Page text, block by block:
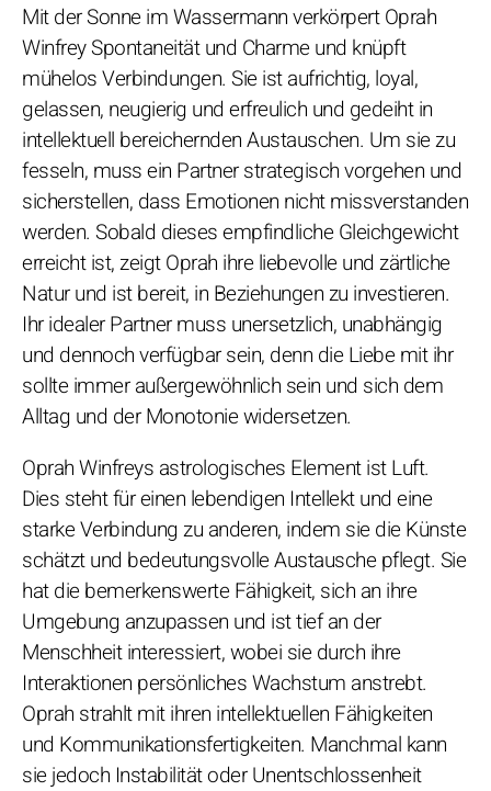
Mit der Sonne im Wassermann verkörpert Oprah
Winfrey Spontaneität und Charme und knüpft
mühelos Verbindungen. Sie ist aufrichtig, loyal,
gelassen, neugierig und erfreulich und gedeiht in
intellektuell bereichernden Austauschen. Um sie zu
fesseln, muss ein Partner strategisch vorgehen und
sicherstellen, dass Emotionen nicht missverstanden
werden. Sobald dieses empfindliche Gleichgewicht
erreicht ist, zeigt Oprah ihre liebevolle und zärtliche
Natur und ist bereit, in Beziehungen zu investieren.
Ihr idealer Partner muss unersetzlich, unabhängig
und dennoch verfügbar sein, denn die Liebe mit ihr
sollte immer außergewöhnlich sein und sich dem
Alltag und der Monotonie widersetzen.
Oprah Winfreys astrologisches Element ist Luft.
Dies steht für einen lebendigen Intellekt und eine
starke Verbindung zu anderen, indem sie die Künste
schätzt und bedeutungsvolle Austausche pflegt. Sie
hat die bemerkenswerte Fähigkeit, sich an ihre
Umgebung anzupassen und ist tief an der
Menschheit interessiert, wobei sie durch ihre
Interaktionen persönliches Wachstum anstrebt.
Oprah strahlt mit ihren intellektuellen Fähigkeiten
und Kommunikationsfertigkeiten. Manchmal kann
sie jedoch Instabilität oder Unentschlossenheit